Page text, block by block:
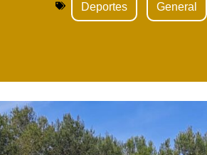
Deportes General